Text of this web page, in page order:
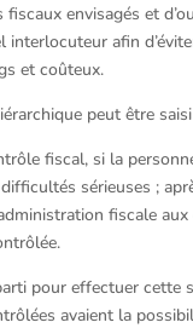
fiscaux envisagés et
interlocuteur afin
et coûteux.
peut être
fiscal, si la
sérieuses ;
fiscale
pour effectuer cette
avaient la